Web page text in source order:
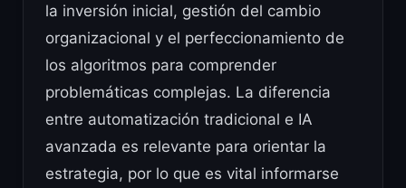
la inversión inicial, gestión del cambio
organizacional y el perfeccionamiento de
los algoritmos para comprender
problemáticas complejas. La diferencia
entre automatización tradicional e IA
avanzada es relevante para orientar la
estrategia, por lo que es vital informarse